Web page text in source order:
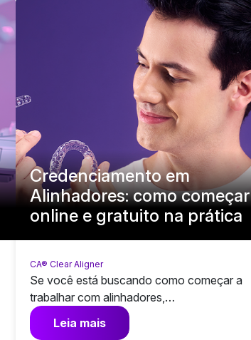
Credenciamento em
Alinhadores: como começar
online e gratuito na prática
CA® Clear Aligner
Se você está buscando como começar a
trabalhar com alinhadores,…
Leia mais